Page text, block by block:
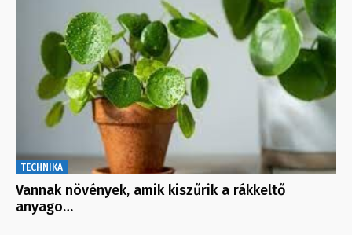
TECHNIKA
Vannak növények, amik kiszűrik a rákkeltő
anyago…